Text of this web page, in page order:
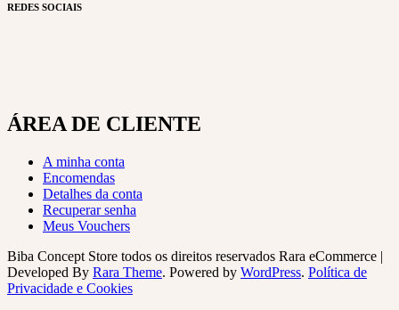
REDES SOCIAIS
ÁREA DE CLIENTE
A minha conta
Encomendas
Detalhes da conta
Recuperar senha
Meus Vouchers
Biba Concept Store todos os direitos reservados Rara eCommerce |
Developed By Rara Theme. Powered by WordPress. Política de
Privacidade e Cookies